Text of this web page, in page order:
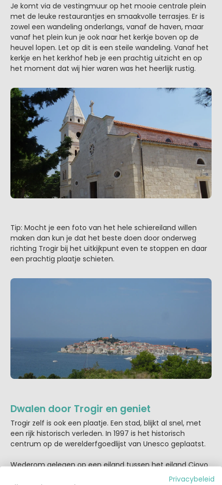
Je komt via de vestingmuur op het mooie centrale plein
met de leuke restaurantjes en smaakvolle terrasjes. Er is
zowel een wandeling onderlangs, vanaf de haven, maar
vanaf het plein kun je ook naar het kerkje boven op de
heuvel lopen. Let op dit is een steile wandeling. Vanaf het
kerkje en het kerkhof heb je een prachtig uitzicht en op
het moment dat wij hier waren was het heerlijk rustig.
Tip: Mocht je een foto van het hele schiereiland willen
maken dan kun je dat het beste doen door onderweg
richting Trogir bij het uitkijkpunt even te stoppen en daar
een prachtig plaatje schieten.
Dwalen door Trogir en geniet
Trogir zelf is ook een plaatje. Een stad, blijkt al snel, met
een rijk historisch verleden. In 1997 is het historisch
centrum op de werelderfgoedlijst van Unesco geplaatst.
Wederom gelegen op een eiland tussen het eiland Ciovo
en het vasteland. Via de groene markt (hier kun jePrivacybeleid